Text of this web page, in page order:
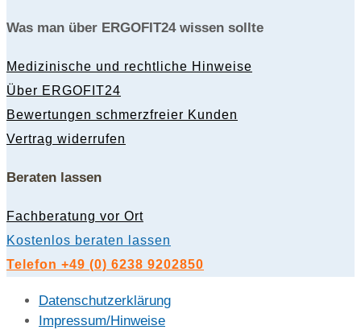
Was man über ERGOFIT24 wissen sollte
Medizinische und rechtliche Hinweise
Über ERGOFIT24
Bewertungen schmerzfreier Kunden
Vertrag widerrufen
Beraten lassen
Fachberatung vor Ort
Kostenlos beraten lassen
Telefon +49 (0) 6238 9202850
Datenschutzerklärung
Impressum/Hinweise